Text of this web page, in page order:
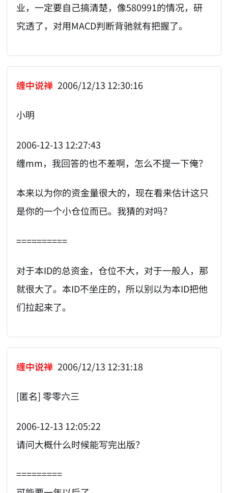
业，一定要自己搞清楚，像580991的情况，研
究透了，对用MACD判断背驰就有把握了。
缠中说禅 2006/12/13 12:30:16
小明
2006-12-13 12:27:43
缠mm，我回答的也不差啊，怎么不提一下俺？
本来以为你的资金量很大的，现在看来估计这只
是你的一个小仓位而已。我猜的对吗？
==========
对于本ID的总资金，仓位不大，对于一般人，那
就很大了。本ID不坐庄的，所以别以为本ID把他
们拉起来了。
缠中说禅 2006/12/13 12:31:18
[匿名] 零零六三
2006-12-13 12:05:22
请问大概什么时候能写完出版？
=========